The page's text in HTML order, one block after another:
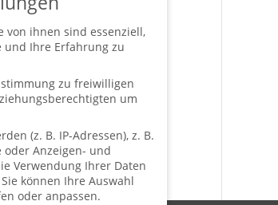
MDR Sachsen am 08.
Februar 2021 erhielten
besseren Bedingungen
von ihnen sind essenziell,
und Ihre Erfahrung zu
zu freiwilligen
um
(z. B. IP-Adressen), z. B.
Anzeigen- und
Verwendung Ihrer Daten
Sie können Ihre Auswahl
oder anpassen.